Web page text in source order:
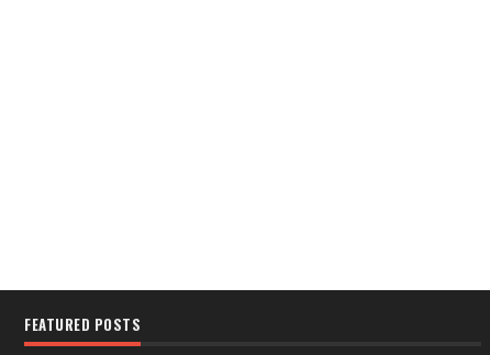
FEATURED POSTS